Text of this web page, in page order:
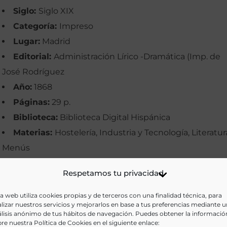
Respetamos tu privacidad
web utiliza cookies propias y de terceros con una finalidad técnica, para
nuestros servicios y mejorarlos en base a tus preferencias mediante
anónimo de tus hábitos de navegación. Puedes obtener la
nuestra Política de Cookies en el siguiente enlace:
Siglo: Siglo XIX
Categoría: Impreso
Lugar: Madrid
Editorial: Administración Lírico -Dramática (Imp. de
José Rodríguez
Año: 1868
Páginas: 29 p.
Biblioteca: Biblioteca Digital Hispánica
Materias: Hostelería, Industria y Tecnología,
Menús
Castellano
Ir a versión electrónica